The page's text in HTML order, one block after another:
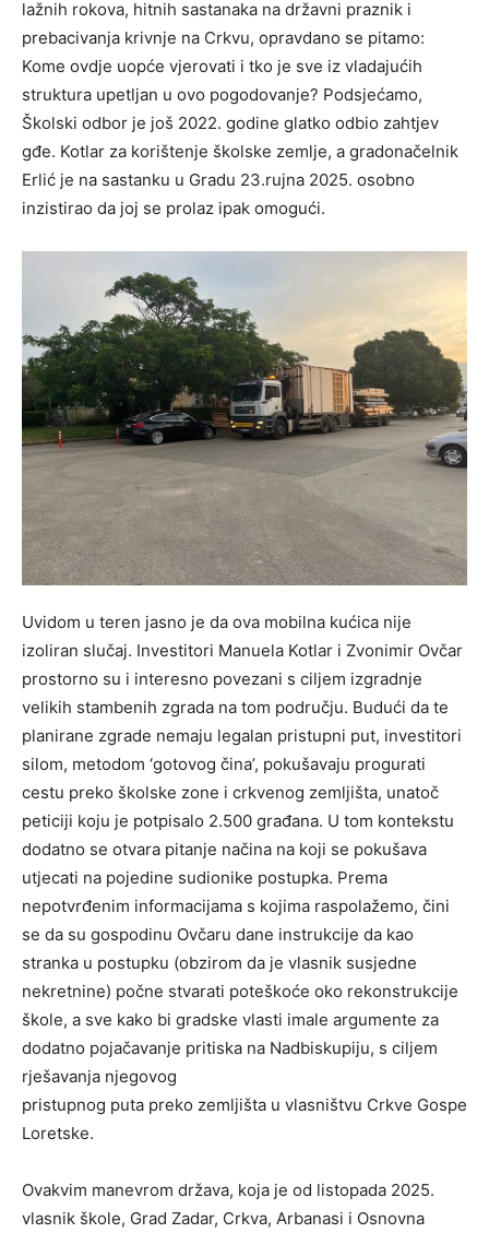
lažnih rokova, hitnih sastanaka na državni praznik i
prebacivanja krivnje na Crkvu, opravdano se pitamo:
Kome ovdje uopće vjerovati i tko je sve iz vladajućih
struktura upetljan u ovo pogodovanje? Podsjećamo,
Školski odbor je još 2022. godine glatko odbio zahtjev
gđe. Kotlar za korištenje školske zemlje, a gradonačelnik
Erlić je na sastanku u Gradu 23.rujna 2025. osobno
inzistirao da joj se prolaz ipak omogući.
Uvidom u teren jasno je da ova mobilna kućica nije
izoliran slučaj. Investitori Manuela Kotlar i Zvonimir Ovčar
prostorno su i interesno povezani s ciljem izgradnje
velikih stambenih zgrada na tom području. Budući da te
planirane zgrade nemaju legalan pristupni put, investitori
silom, metodom ‘gotovog čina’, pokušavaju progurati
cestu preko školske zone i crkvenog zemljišta, unatoč
peticiji koju je potpisalo 2.500 građana. U tom kontekstu
dodatno se otvara pitanje načina na koji se pokušava
utjecati na pojedine sudionike postupka. Prema
nepotvrđenim informacijama s kojima raspolažemo, čini
se da su gospodinu Ovčaru dane instrukcije da kao
stranka u postupku (obzirom da je vlasnik susjedne
nekretnine) počne stvarati poteškoće oko rekonstrukcije
škole, a sve kako bi gradske vlasti imale argumente za
dodatno pojačavanje pritiska na Nadbiskupiju, s ciljem
rješavanja njegovog
pristupnog puta preko zemljišta u vlasništvu Crkve Gospe
Loretske.
Ovakvim manevrom država, koja je od listopada 2025.
vlasnik škole, Grad Zadar, Crkva, Arbanasi i Osnovna